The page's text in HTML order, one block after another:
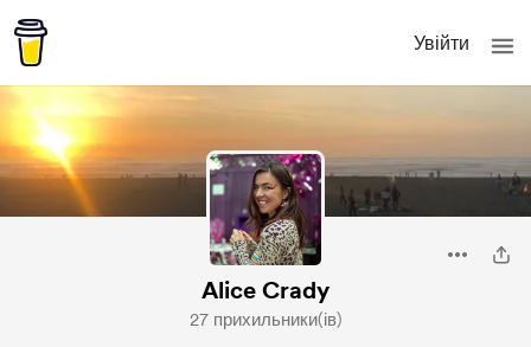
Увійти
Alice Crady
27 прихильники(ів)